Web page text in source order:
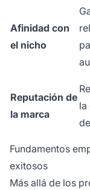
Afinidad con
el nicho
Reputación de
la marca
la
Fundamentos
exitosos
Más allá de los